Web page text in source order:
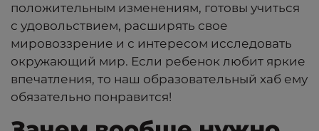
положительным изменениям, готовы учиться
с удовольствием, расширять свое
мировоззрение и с интересом исследовать
окружающий мир. Если ребенок любит яркие
впечатления, то наш образовательный хаб ему
обязательно понравится!